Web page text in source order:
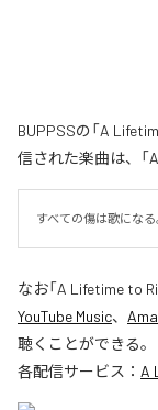
BUPPSSの「A
信された楽曲は、「
すべての傷は歌になる
なお「A Lifetime to
YouTube Music、
聴くことができる。
各配信サービス： A